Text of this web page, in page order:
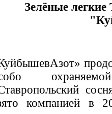
Зелёные
компанией в